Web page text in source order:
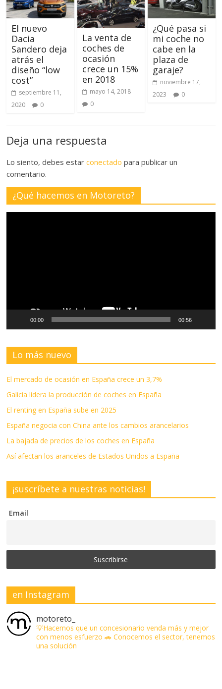
El nuevo
Dacia
Sandero deja
atrás el
diseño “low
cost”
septiembre 11,
2020
0
La venta de
coches de
ocasión
crece un 15%
en 2018
mayo 14, 2018
0
¿Qué pasa si
mi coche no
cabe en la
plaza de
garaje?
noviembre 17,
2023
0
Deja una respuesta
Lo siento, debes estarconectado para publicar un
comentario.
¿Qué hacemos en Motoreto?
00:00 00:56
Lo más nuevo
El mercado de ocasión en España crece un 3,7%
Galicia lidera la producción de coches en España
El renting en España sube en 2025
España negocia con China ante los cambios arancelarios
La bajada de precios de los coches en España
Así afectan los aranceles de Estados Unidos a España
¡suscríbete a nuestras noticias!
Email
en Instagram
motoreto_
💡Hacemos que un concesionario venda más y mejor
con menos esfuerzo 🚗 Conocemos el sector, tenemos
una solución